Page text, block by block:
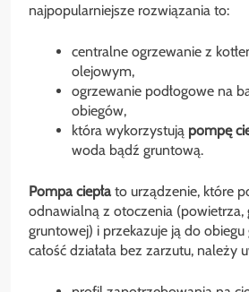
najpopularniejsze rozwiązania to:
centralne ogrzewanie z
olejowym,
ogrzewanie podłogowe na
obiegów,
która wykorzystują pompę
woda bądź gruntową.
Pompa ciepłato urządzenie, które
odnawialną z otoczenia
gruntowej) i przekazuje ją do
całość działała bez zarzutu, należy